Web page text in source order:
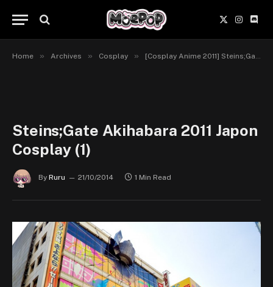
X
(Twitter)
Home » Archives » Cosplay » [Cosplay Anime 2011] Steins;Gate
Steins;Gate Akihabara 2011 Japon
Cosplay (1)
By Ruru 21/10/2014 1 Min Read